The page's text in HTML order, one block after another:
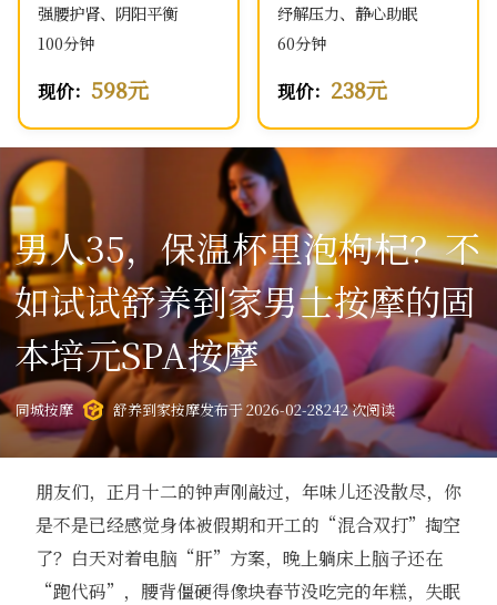
强腰护肾、阴阳平衡
100分钟
现价： 598元
纾解压力、静心助眠
60分钟
现价： 238元
男人35，保温杯里泡枸杞？不
如试试舒养到家男士按摩的固
本培元SPA按摩
同城按摩 舒养到家按摩发布于 2026-02-28242 次阅读
朋友们，正月十二的钟声刚敲过，年味儿还没散尽，你
是不是已经感觉身体被假期和开工的“混合双打”掏空
了？白天对着电脑“肝”方案，晚上躺床上脑子还在
“跑代码”，腰背僵硬得像块春节没吃完的年糕，失眠